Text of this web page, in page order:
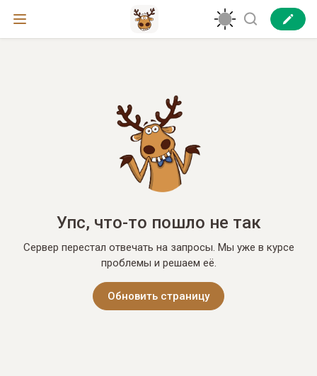
Упс, что-то пошло не так
Сервер перестал отвечать на запросы. Мы уже в курсе
проблемы и решаем её.
Обновить страницу